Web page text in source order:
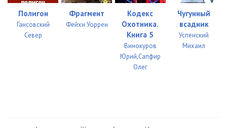
039 09:06
040 11:16
Полигон
Гансовский
Север
Фрагмент
Фейхи Уоррен
Кодекс
Охотника.
Книга 5
Винокуров
Юрий,Сапфир
Олег
Чугунный
всадник
Успенский
Михаил